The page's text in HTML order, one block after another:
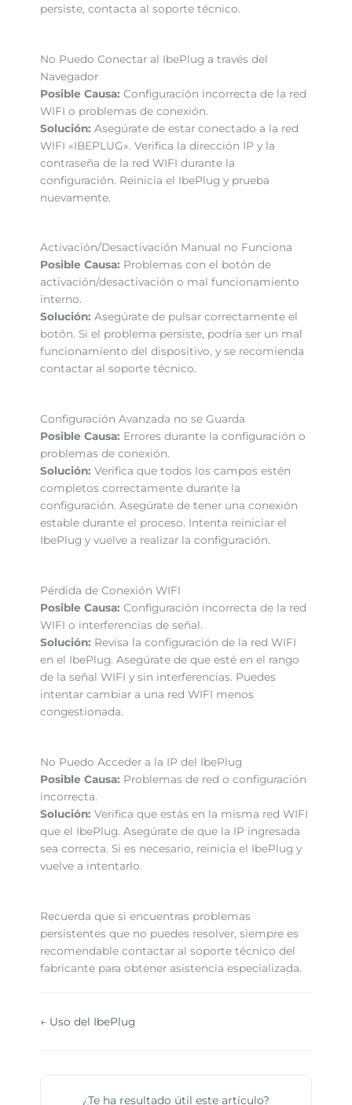
persiste, contacta al soporte técnico.
No Puedo Conectar al IbePlug a través del
Navegador
Posible Causa:Configuración incorrecta de la red
WIFI o problemas de conexión.
Solución: Asegúrate de estar conectado a la red
WIFI «IBEPLUG». Verifica la dirección IP y la
contraseña de la red WIFI durante la
configuración. Reinicia el IbePlug y prueba
nuevamente.
Activación/Desactivación Manual no Funciona
Posible Causa: Problemas con el botón de
activación/desactivación o mal funcionamiento
interno.
Solución: Asegúrate de pulsar correctamente el
botón. Si el problema persiste, podría ser un mal
funcionamiento del dispositivo, y se recomienda
contactar al soporte técnico.
Configuración Avanzada no se Guarda
Posible Causa: Errores durante la configuración o
problemas de conexión.
Solución:Verifica que todos los campos estén
completos correctamente durante la
configuración. Asegúrate de tener una conexión
estable durante el proceso. Intenta reiniciar el
IbePlug y vuelve a realizar la configuración.
Pérdida de Conexión WIFI
Posible Causa: Configuración incorrecta de la red
WIFI o interferencias de señal.
Solución: Revisa la configuración de la red WIFI
en el IbePlug. Asegúrate de que esté en el rango
de la señal WIFI y sin interferencias. Puedes
intentar cambiar a una red WIFI menos
congestionada.
No Puedo Acceder a la IP del IbePlug
Posible Causa: Problemas de red o configuración
incorrecta.
Solución: Verifica que estás en la misma red WIFI
que el IbePlug. Asegúrate de que la IP ingresada
sea correcta. Si es necesario, reinicia el IbePlug y
vuelve a intentarlo.
Recuerda que si encuentras problemas
persistentes que no puedes resolver, siempre es
recomendable contactar al soporte técnico del
fabricante para obtener asistencia especializada.
← Uso del IbePlug
¿Te ha resultado útil este artículo?